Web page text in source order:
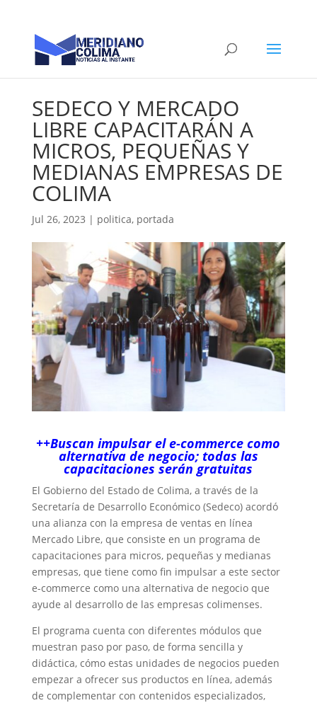
SEDECO Y MERCADO
LIBRE CAPACITARÁN A
MICROS, PEQUEÑAS Y
MEDIANAS EMPRESAS DE
COLIMA
Jul 26, 2023 | politica, portada
++Buscan impulsar el e-commerce como
alternativa de negocio; todas las
capacitaciones serán gratuitas
El Gobierno del Estado de Colima, a través de la
Secretaría de Desarrollo Económico (Sedeco) acordó
una alianza con la empresa de ventas en línea
Mercado Libre, que consiste en un programa de
capacitaciones para micros, pequeñas y medianas
empresas, que tiene como fin impulsar a este sector
e-commerce como una alternativa de negocio que
ayude al desarrollo de las empresas colimenses.
El programa cuenta con diferentes módulos que
muestran paso por paso, de forma sencilla y
didáctica, cómo estas unidades de negocios pueden
empezar a ofrecer sus productos en línea, además
de complementar con contenidos especializados,